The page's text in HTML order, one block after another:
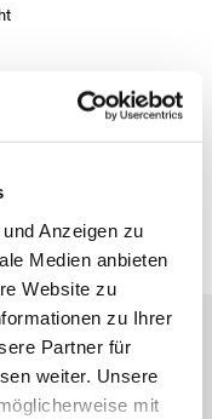
Anzeigen zu
Medien anbieten
Website zu
zu Ihrer
Partner für
weiter. Unsere
mit